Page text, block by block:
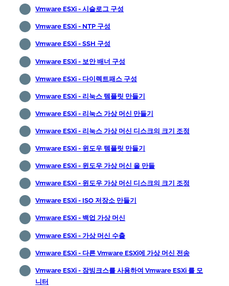
Vmware ESXi - 시슬로그 구성
Vmware ESXi - NTP 구성
Vmware ESXi - SSH 구성
Vmware ESXi - 보안 배너 구성
Vmware ESXi - 다이렉트패스 구성
Vmware ESXi - 리눅스 템플릿 만들기
Vmware ESXi - 리눅스 가상 머신 만들기
Vmware ESXi - 리눅스 가상 머신 디스크의 크기 조정
Vmware ESXi - 윈도우 템플릿 만들기
Vmware ESXi - 윈도우 가상 머신 을 만들
Vmware ESXi - 윈도우 가상 머신 디스크의 크기 조정
Vmware ESXi - ISO 저장소 만들기
Vmware ESXi - 백업 가상 머신
Vmware ESXi - 가상 머신 수출
Vmware ESXi - 다른 Vmware ESXi에 가상 머신 전송
Vmware ESXi - 잠빙크스를 사용하여 Vmware ESXi 를 모
니터